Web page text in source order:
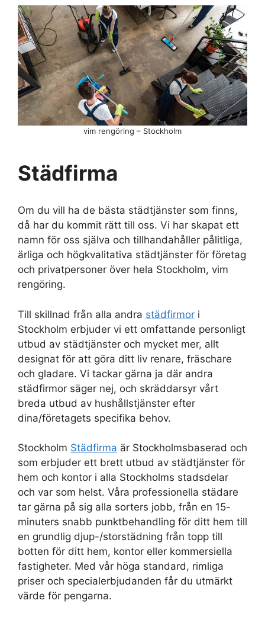
Städfirma
Om du vill ha de bästa städtjänster som finns,
då har du kommit rätt till oss. Vi har skapat ett
namn för oss själva och tillhandahåller pålitliga,
ärliga och högkvalitativa städtjänster för företag
och privatpersoner över hela Stockholm, vim
rengöring.
Till skillnad från alla andra städfirmor i
Stockholm erbjuder vi ett omfattande personligt
utbud av städtjänster och mycket mer, allt
designat för att göra ditt liv renare, fräschare
och gladare. Vi tackar gärna ja där andra
städfirmor säger nej, och skräddarsyr vårt
breda utbud av hushållstjänster efter
dina/företagets specifika behov.
Stockholm Städfirma är Stockholmsbaserad och
som erbjuder ett brett utbud av städtjänster för
hem och kontor i alla Stockholms stadsdelar
och var som helst. Våra professionella städare
tar gärna på sig alla sorters jobb, från en 15-
minuters snabb punktbehandling för ditt hem till
en grundlig djup-/storstädning från topp till
botten för ditt hem, kontor eller kommersiella
fastigheter. Med vår höga standard, rimliga
priser och specialerbjudanden får du utmärkt
värde för pengarna.
vim rengöring – Stockholm